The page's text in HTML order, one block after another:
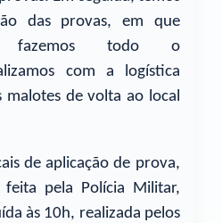
das provas, em que
fazemos todo o
com a logística
de volta ao local
de aplicação de prova,
pela Polícia Militar,
às 10h, realizada pelos